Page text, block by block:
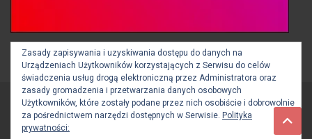
Zasady zapisywania i uzyskiwania dostępu do danych na
Urządzeniach Użytkowników korzystających z Serwisu do celów
świadczenia usług drogą elektroniczną przez Administratora oraz
zasady gromadzenia i przetwarzania danych osobowych
Użytkowników, które zostały podane przez nich osobiście i dobrowolnie
za pośrednictwem narzędzi dostępnych w Serwisie. Polityka
prywatności:
Jesteśmy na Instagramie - OBSERWUJ
Copyright © 2026BOCHNIA112.pl
Theme by:Theme Horse Proudly Powered by: WordPress